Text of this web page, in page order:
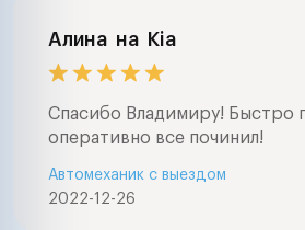
Алина на Kia
Спасибо Владимиру! Быстро
оперативно все починил!
2022-12-26
Автомеханик с выездом